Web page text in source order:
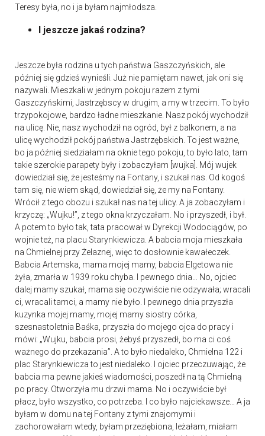
Teresy była, no i ja byłam najmłodsza.
I jeszcze jakaś rodzina?
Jeszcze była rodzina u tych państwa Gaszczyńskich, ale
później się gdzieś wynieśli. Już nie pamiętam nawet, jak oni się
nazywali. Mieszkali w jednym pokoju razem z tymi
Gaszczyńskimi, Jastrzębscy w drugim, a my w trzecim. To było
trzypokojowe, bardzo ładne mieszkanie. Nasz pokój wychodził
na ulicę. Nie, nasz wychodził na ogród, był z balkonem, a na
ulicę wychodził pokój państwa Jastrzębskich. To jest ważne,
bo ja później siedziałam na oknie tego pokoju, to było lato, tam
takie szerokie parapety były i zobaczyłam [wujka]. Mój wujek
dowiedział się, że jesteśmy na Fontany, i szukał nas. Od kogoś
tam się, nie wiem skąd, dowiedział się, że my na Fontany.
Wrócił z tego obozu i szukał nas na tej ulicy. A ja zobaczyłam i
krzyczę: „Wujku!”, z tego okna krzyczałam. No i przyszedł, i był.
A potem to było tak, tata pracował w Dyrekcji Wodociągów, po
wojnie też, na placu Starynkiewicza. A babcia moja mieszkała
na Chmielnej przy Żelaznej, więc to dosłownie kawałeczek.
Babcia Artemska, mama mojej mamy, babcia Elgetowa nie
żyła, zmarła w 1939 roku chyba. I pewnego dnia… No, ojciec
dalej mamy szukał, mama się oczywiście nie odzywała; wracali
ci, wracali tamci, a mamy nie było. I pewnego dnia przyszła
kuzynka mojej mamy, mojej mamy siostry córka,
szesnastoletnia Baśka, przyszła do mojego ojca do pracy i
mówi: „Wujku, babcia prosi, żebyś przyszedł, bo ma ci coś
ważnego do przekazania”. A to było niedaleko, Chmielna 122 i
plac Starynkiewicza to jest niedaleko. I ojciec przeczuwając, że
babcia ma pewne jakieś wiadomości, poszedł na tą Chmielną
po pracy. Otworzyła mu drzwi mama. No i oczywiście był
płacz, było wszystko, co potrzeba. I co było najciekawsze… A ja
byłam w domu na tej Fontany z tymi znajomymi i
zachorowałam wtedy, byłam przeziębiona, leżałam, miałam